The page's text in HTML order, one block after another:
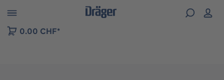
to B2B platform navigation
0.00 CHF*